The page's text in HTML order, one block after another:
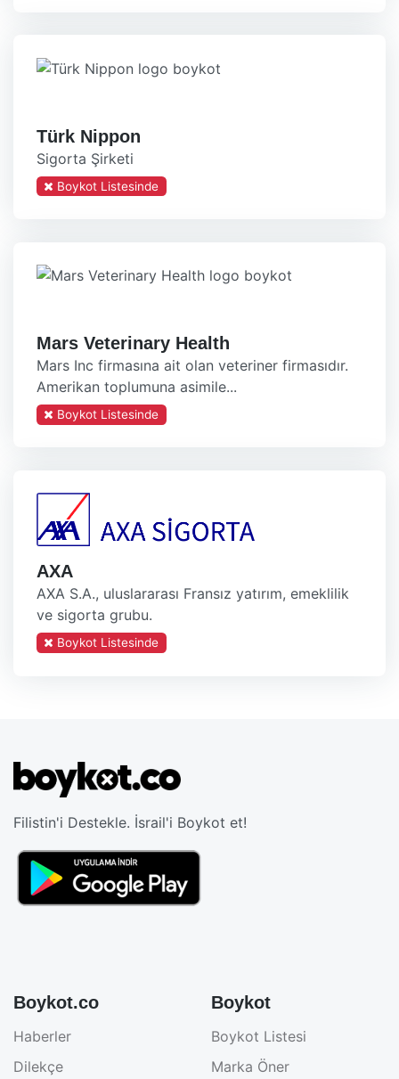
Türk Nippon
Sigorta Şirketi
Boykot Listesinde
Mars Veterinary Health
Mars Inc firmasına ait olan veteriner firmasıdır.
Amerikan toplumuna asimile...
Boykot Listesinde
AXA
AXA S.A., uluslararası Fransız yatırım, emeklilik
ve sigorta grubu.
Boykot Listesinde
Filistin'i Destekle. İsrail'i Boykot et!
Boykot.co
Haberler
Dilekçe
Boykot
Boykot Listesi
Marka Öner